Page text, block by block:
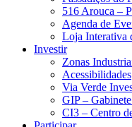
516 Arouca –
Agenda de
Loja Interativa
Investir
Zonas
Acessibilidades
Via Verde
GIP –
CI3 – Centro